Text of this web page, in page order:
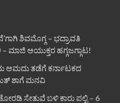
ಶಿವಮೊಗ್ಗ – ಭದ್ರಾವತಿ
– ಮಾಜಿ ಆಯುಕ್ತರ ಹಗ್ಗಜಗ್ಗಾಟ!
ಆಮದು ತಡೆಗೆ ಕರ್ನಾಟಕದ
ಶಾಗೆ ಮನವಿ
ಸೇತುವೆ ಬಳಿ ಕಾರು ಪಲ್ಟಿ – 6